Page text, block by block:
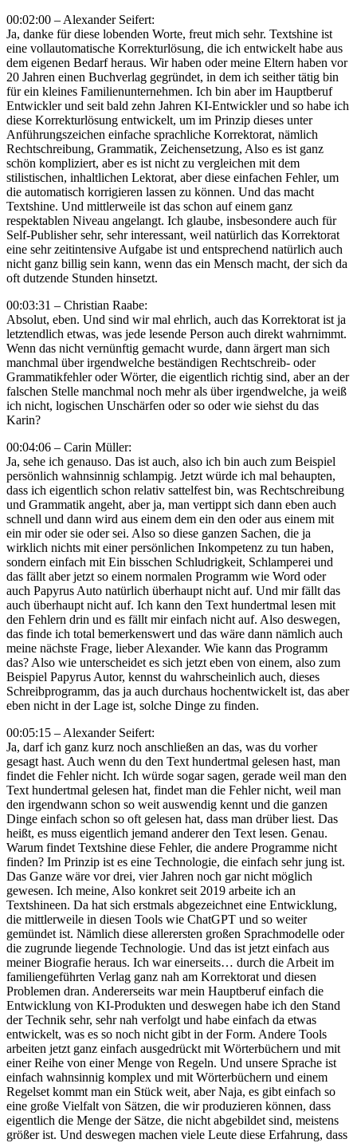
00:02:00 – Alexander Seifert:
Ja, danke für diese lobenden Worte, freut mich sehr. Textshine ist
eine vollautomatische Korrekturlösung, die ich entwickelt habe aus
dem eigenen Bedarf heraus. Wir haben oder meine Eltern haben vor
20 Jahren einen Buchverlag gegründet, in dem ich seither tätig bin
für ein kleines Familienunternehmen. Ich bin aber im Hauptberuf
Entwickler und seit bald zehn Jahren KI-Entwickler und so habe ich
diese Korrekturlösung entwickelt, um im Prinzip dieses unter
Anführungszeichen einfache sprachliche Korrektorat, nämlich
Rechtschreibung, Grammatik, Zeichensetzung, Also es ist ganz
schön kompliziert, aber es ist nicht zu vergleichen mit dem
stilistischen, inhaltlichen Lektorat, aber diese einfachen Fehler, um
die automatisch korrigieren lassen zu können. Und das macht
Textshine. Und mittlerweile ist das schon auf einem ganz
respektablen Niveau angelangt. Ich glaube, insbesondere auch für
Self-Publisher sehr, sehr interessant, weil natürlich das Korrektorat
eine sehr zeitintensive Aufgabe ist und entsprechend natürlich auch
nicht ganz billig sein kann, wenn das ein Mensch macht, der sich da
oft dutzende Stunden hinsetzt.
00:03:31 – Christian Raabe:
Absolut, eben. Und sind wir mal ehrlich, auch das Korrektorat ist ja
letztendlich etwas, was jede lesende Person auch direkt wahrnimmt.
Wenn das nicht vernünftig gemacht wurde, dann ärgert man sich
manchmal über irgendwelche beständigen Rechtschreib- oder
Grammatikfehler oder Wörter, die eigentlich richtig sind, aber an der
falschen Stelle manchmal noch mehr als über irgendwelche, ja weiß
ich nicht, logischen Unschärfen oder so oder wie siehst du das
Karin?
00:04:06 – Carin Müller:
Ja, sehe ich genauso. Das ist auch, also ich bin auch zum Beispiel
persönlich wahnsinnig schlampig. Jetzt würde ich mal behaupten,
dass ich eigentlich schon relativ sattelfest bin, was Rechtschreibung
und Grammatik angeht, aber ja, man vertippt sich dann eben auch
schnell und dann wird aus einem dem ein den oder aus einem mit
ein mir oder sie oder sei. Also so diese ganzen Sachen, die ja
wirklich nichts mit einer persönlichen Inkompetenz zu tun haben,
sondern einfach mit Ein bisschen Schludrigkeit, Schlamperei und
das fällt aber jetzt so einem normalen Programm wie Word oder
auch Papyrus Auto natürlich überhaupt nicht auf. Und mir fällt das
auch überhaupt nicht auf. Ich kann den Text hundertmal lesen mit
den Fehlern drin und es fällt mir einfach nicht auf. Also deswegen,
das finde ich total bemerkenswert und das wäre dann nämlich auch
meine nächste Frage, lieber Alexander. Wie kann das Programm
das? Also wie unterscheidet es sich jetzt eben von einem, also zum
Beispiel Papyrus Autor, kennst du wahrscheinlich auch, dieses
Schreibprogramm, das ja auch durchaus hochentwickelt ist, das aber
eben nicht in der Lage ist, solche Dinge zu finden.
00:05:15 – Alexander Seifert:
Ja, darf ich ganz kurz noch anschließen an das, was du vorher
gesagt hast. Auch wenn du den Text hundertmal gelesen hast, man
findet die Fehler nicht. Ich würde sogar sagen, gerade weil man den
Text hundertmal gelesen hat, findet man die Fehler nicht, weil man
den irgendwann schon so weit auswendig kennt und die ganzen
Dinge einfach schon so oft gelesen hat, dass man drüber liest. Das
heißt, es muss eigentlich jemand anderer den Text lesen. Genau.
Warum findet Textshine diese Fehler, die andere Programme nicht
finden? Im Prinzip ist es eine Technologie, die einfach sehr jung ist.
Das Ganze wäre vor drei, vier Jahren noch gar nicht möglich
gewesen. Ich meine, Also konkret seit 2019 arbeite ich an
Textshineen. Da hat sich erstmals abgezeichnet eine Entwicklung,
die mittlerweile in diesen Tools wie ChatGPT und so weiter
gemündet ist. Nämlich diese allerersten großen Sprachmodelle oder
die zugrunde liegende Technologie. Und das ist jetzt einfach aus
meiner Biografie heraus. Ich war einerseits… durch die Arbeit im
familiengeführten Verlag ganz nah am Korrektorat und diesen
Problemen dran. Andererseits war mein Hauptberuf einfach die
Entwicklung von KI-Produkten und deswegen habe ich den Stand
der Technik sehr, sehr nah verfolgt und habe einfach da etwas
entwickelt, was es so noch nicht gibt in der Form. Andere Tools
arbeiten jetzt ganz einfach ausgedrückt mit Wörterbüchern und mit
einer Reihe von einer Menge von Regeln. Und unsere Sprache ist
einfach wahnsinnig komplex und mit Wörterbüchern und einem
Regelset kommt man ein Stück weit, aber Naja, es gibt einfach so
eine große Vielfalt von Sätzen, die wir produzieren können, dass
eigentlich die Menge der Sätze, die nicht abgebildet sind, meistens
größer ist. Und deswegen machen viele Leute diese Erfahrung, dass